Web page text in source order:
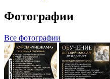
Фотографии
Все фотографии